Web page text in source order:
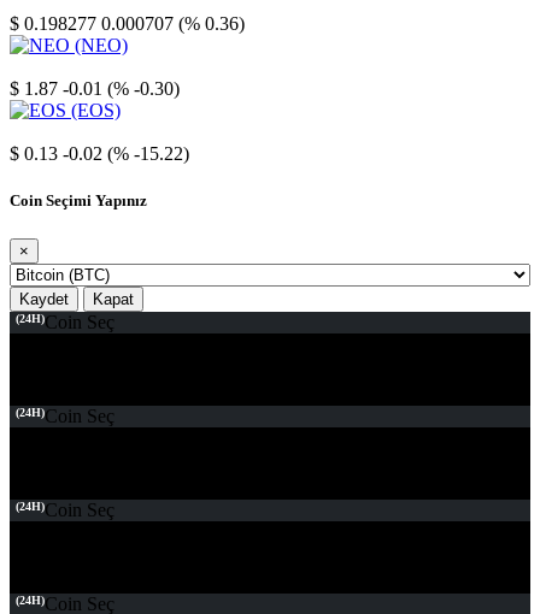
$ 0.198277 0.000707 (% 0.36)
$ 1.87 -0.01 (% -0.30)
$ 0.13 -0.02 (% -15.22)
Coin Seçimi Yapınız
×
Kaydet Kapat
(24H)Coin Seç
(24H)Coin Seç
(24H)Coin Seç
(24H)Coin Seç